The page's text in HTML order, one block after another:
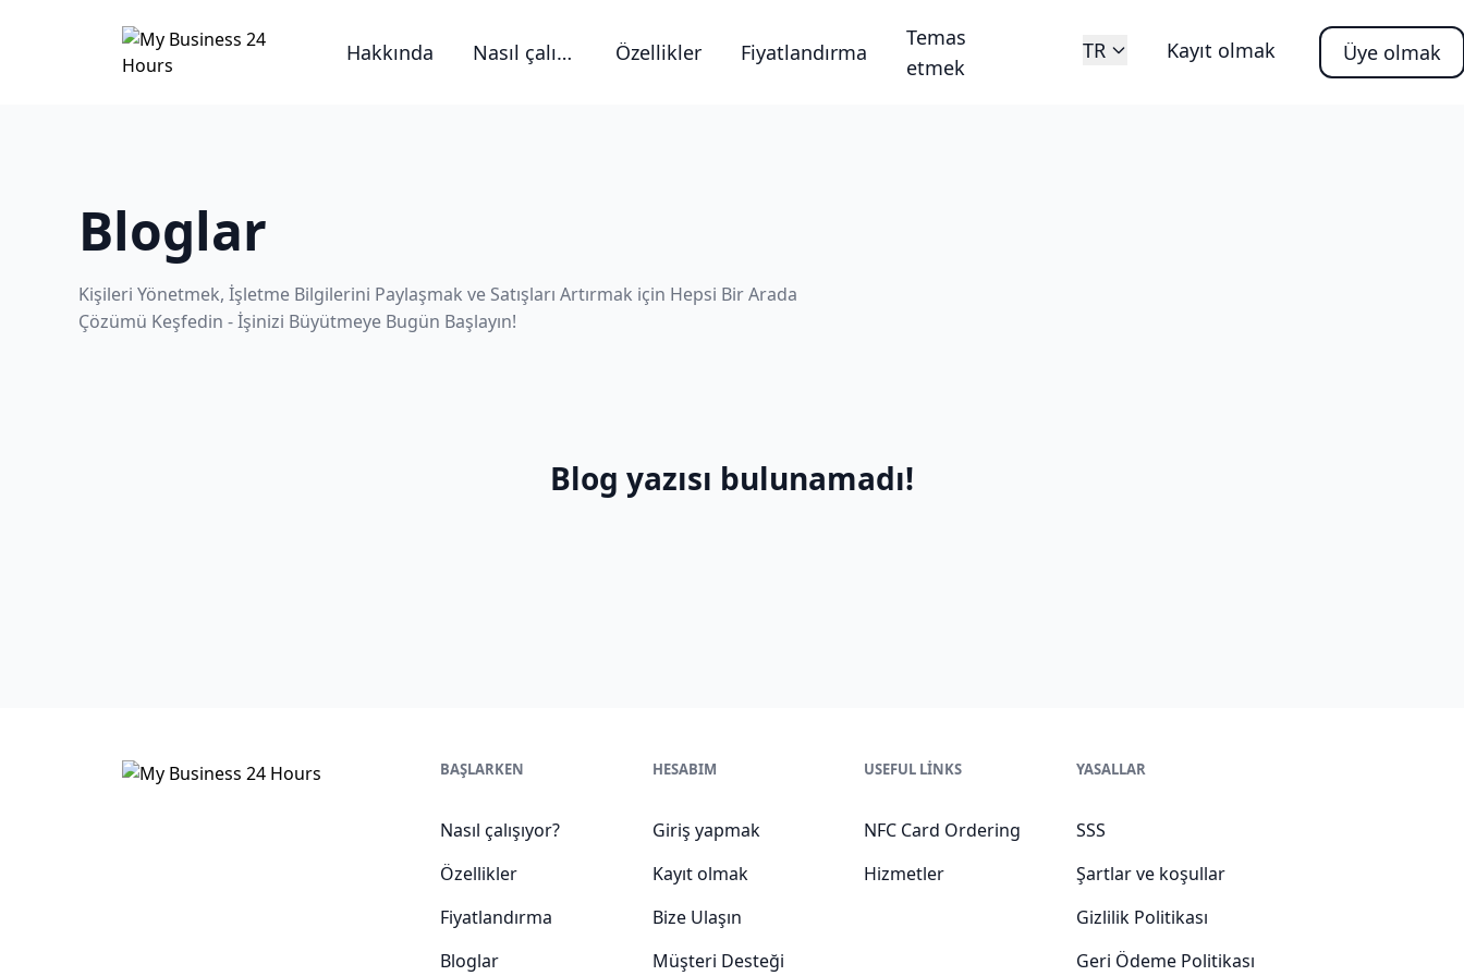
Hakkında Nasıl çalışıyor? Özellikler Fiyatlandırma
Temas
etmek
TR Kayıt olmak Üye olmak
Bloglar
Kişileri Yönetmek, İşletme Bilgilerini Paylaşmak ve Satışları Artırmak için Hepsi Bir Arada
Çözümü Keşfedin - İşinizi Büyütmeye Bugün Başlayın!
Blog yazısı bulunamadı!
BAŞLARKEN
Nasıl çalışıyor?
Özellikler
Fiyatlandırma
Bloglar
HESABIM
Giriş yapmak
Kayıt olmak
Bize Ulaşın
Müşteri Desteği
USEFUL LINKS
NFC Card Ordering
Hizmetler
YASALLAR
SSS
Şartlar ve koşullar
Gizlilik Politikası
Geri Ödeme Politikası